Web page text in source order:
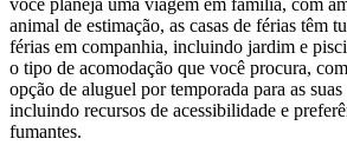
você planeja uma viagem em família, com
animal de estimação, as casas de férias têm
férias em companhia, incluindo jardim e
o tipo de acomodação que você procura,
opção de aluguel por temporada para as suas
incluindo recursos de acessibilidade e
fumantes.